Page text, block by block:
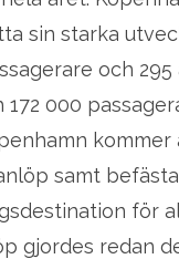
sin starka
och 295
172 000
samt
för
gjordes redan